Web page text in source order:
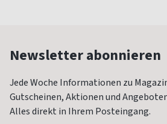
Newsletter abonnieren
Jede Woche Informationen zu
Gutscheinen, Aktionen und
Alles direkt in Ihrem Posteingang.